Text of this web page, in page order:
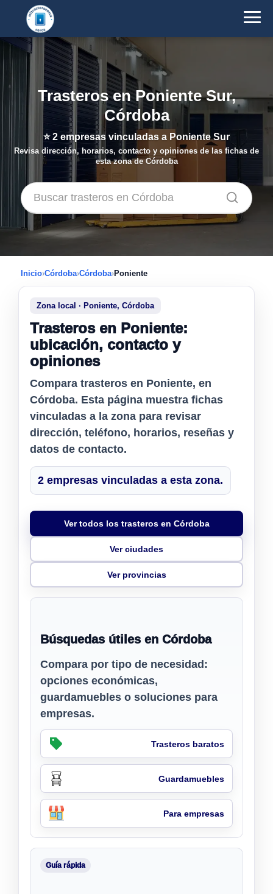
Trasteros en Poniente Sur,
Córdoba
⭐2 empresas vinculadas a Poniente Sur
Revisa dirección, horarios, contacto y opiniones de las fichas de
esta zona de Córdoba
Inicio›Córdoba›Córdoba›Poniente
Zona local · Poniente, Córdoba
Trasteros en Poniente:
ubicación, contacto y
opiniones
Compara trasteros en Poniente, en
Córdoba. Esta página muestra fichas
vinculadas a la zona para revisar
dirección, teléfono, horarios, reseñas y
datos de contacto.
2 empresas vinculadas a esta zona.
Ver todos los trasteros en Córdoba
Ver ciudades
Ver provincias
Búsquedas útiles en Córdoba
Compara por tipo de necesidad:
opciones económicas,
guardamuebles o soluciones para
empresas.
Trasteros baratos
Guardamuebles
Para empresas
Guía rápida